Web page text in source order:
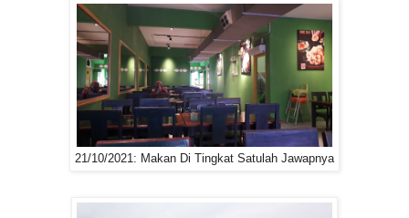
21/10/2021: Makan Di Tingkat Satulah Jawapnya